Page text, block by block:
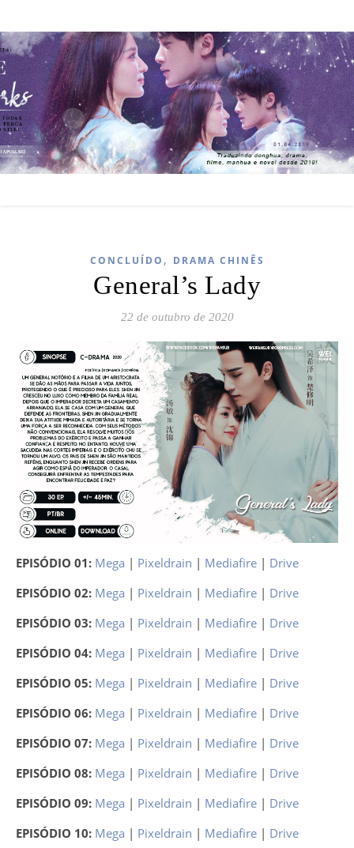
CONCLUÍDO , DRAMA CHINÊS
General’s Lady
22 de outubro de 2020
EPISÓDIO 01: Mega | Pixeldrain | Mediafire | Drive
EPISÓDIO 02: Mega | Pixeldrain | Mediafire | Drive
EPISÓDIO 03: Mega | Pixeldrain | Mediafire | Drive
EPISÓDIO 04: Mega | Pixeldrain | Mediafire | Drive
EPISÓDIO 05: Mega | Pixeldrain | Mediafire | Drive
EPISÓDIO 06: Mega | Pixeldrain | Mediafire | Drive
EPISÓDIO 07: Mega | Pixeldrain | Mediafire | Drive
EPISÓDIO 08: Mega | Pixeldrain | Mediafire | Drive
EPISÓDIO 09: Mega | Pixeldrain | Mediafire | Drive
EPISÓDIO 10: Mega | Pixeldrain | Mediafire | Drive